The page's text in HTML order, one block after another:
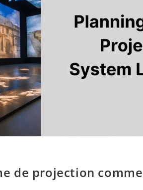
de projection